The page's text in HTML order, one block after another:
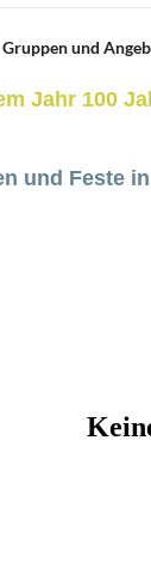
Gruppen und
Jahr 100
und Feste